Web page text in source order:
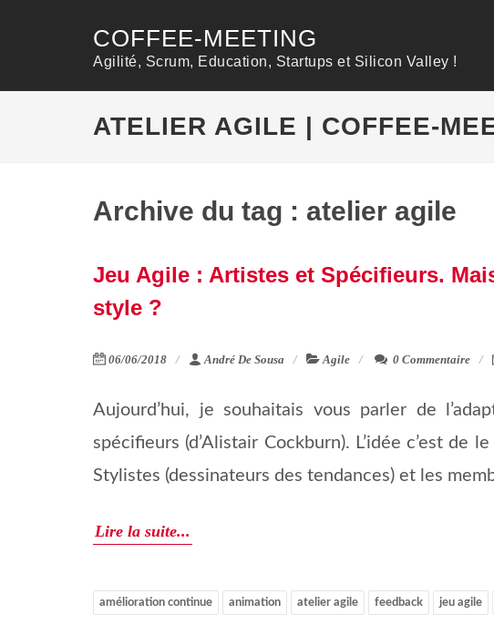
COFFEE-MEETING
Agilité, Scrum, Education, Startups et Silicon Valley !
ATELIER AGILE | COFFEE-
Archive du tag : atelier agile
Jeu Agile : Artistes et Spécifieurs.
style ?
06/06/2018 André De Sousa Agile 0 Commentaire
Aujourd’hui, je souhaitais vous parler de
spécifieurs (d’Alistair Cockburn). L’idée c’est de
Stylistes (dessinateurs des tendances) et les
Lire la suite...
amélioration continue animation atelier agile feedback jeu agile